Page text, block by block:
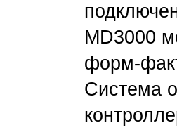
MD3000
форм-
Система